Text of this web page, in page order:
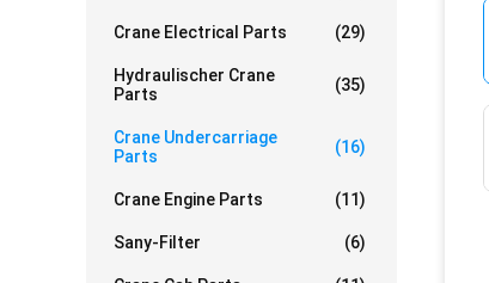
Crane Electrical Parts (29)
Hydraulischer Crane
Parts
(35)
Crane Undercarriage
Parts
(16)
Crane Engine Parts (11)
Sany-Filter (6)